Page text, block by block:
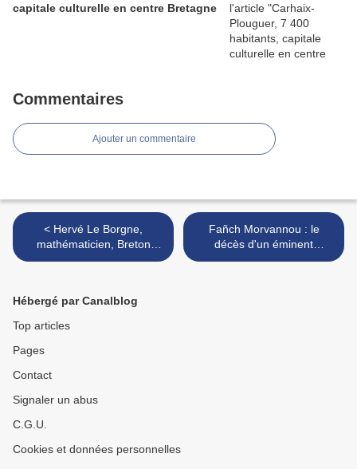
capitale culturelle en centre Bretagne
Commentaires
Ajouter un commentaire
< Hervé Le Borgne,
mathématicien, Breton
inconditionnel
Fañch Morvannou : le
décès d'un éminent
bretonnant >
Hébergé par Canalblog
Top articles
Pages
Contact
Signaler un abus
C.G.U.
Cookies et données personnelles